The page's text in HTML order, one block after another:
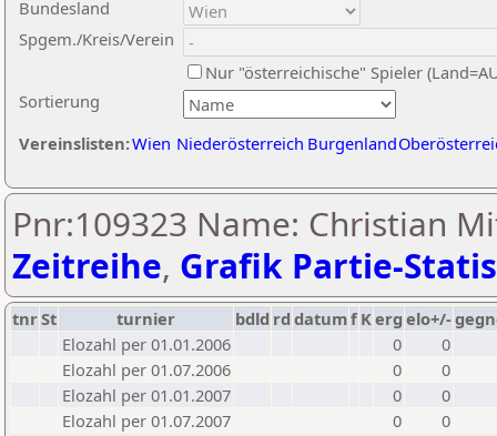
Sortierung
Bundesland
Spgem./Kreis/Verein
Nur "österreichische" Spieler
Vereinslisten:Wien Niederösterreich Burgenland
Pnr:109323 Name: Christian
Zeitreihe, Grafik Partie-
tnrSt turnier bdld rd datumf Kerg elo+/-
Elozahl per 01.01.2006
0
0
Elozahl per 01.07.2006
0
0
Elozahl per 01.01.2007
0
0
Elozahl per 01.07.2007
0
0